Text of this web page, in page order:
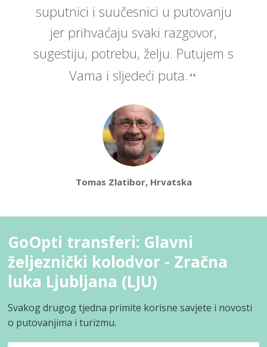
suputnici i suučesnici u putovanju
jer prihvaćaju svaki razgovor,
sugestiju, potrebu, želju. Putujem s
Vama i sljedeći puta.
Tomas Zlatibor, Hrvatska
GoOpti transferi: Glavni
željeznički kolodvor - Zračna
luka Ljubljana (LJU)
Svakog drugog tjedna primite korisne savjete i novosti
o putovanjima i turizmu.